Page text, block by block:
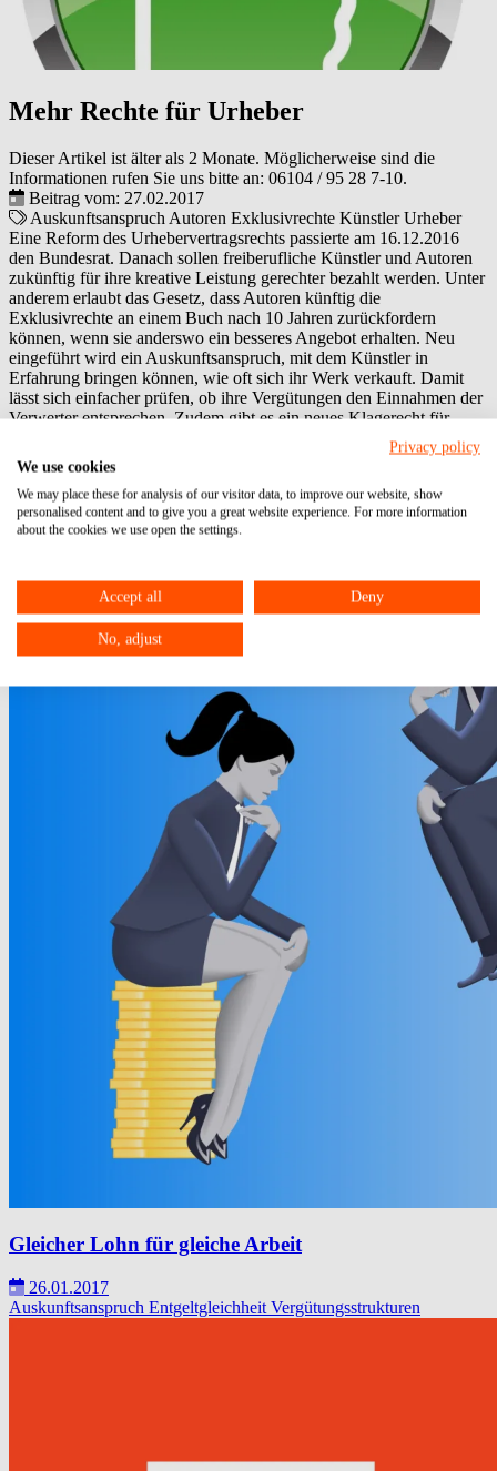
Mehr Rechte für Urheber
Dieser Artikel ist älter als 2 Monate. Möglicherweise sind die
Informationen rufen Sie uns bitte an: 06104 / 95 28 7-10.
Beitrag vom: 27.02.2017
Auskunftsanspruch Autoren Exklusivrechte KünstlerUrheber
Eine Reform des Urhebervertragsrechts passierte am 16.12.2016
den Bundesrat. Danach sollen freiberufliche Künstler und Autoren
zukünftig für ihre kreative Leistung gerechter bezahlt werden. Unter
anderem erlaubt das Gesetz, dass Autoren künftig die
Exklusivrechte an einem Buch nach 10 Jahren zurückfordern
können, wenn sie anderswo ein besseres Angebot erhalten. Neu
eingeführt wird ein Auskunftsanspruch, mit dem Künstler in
Erfahrung bringen können, wie oft sich ihr Werk verkauft. Damit
lässt sich einfacher prüfen, ob ihre Vergütungen den Einnahmen der
Verwerter entsprechen. Zudem gibt es ein neues Klagerecht für
Verbände zur besseren Durchsetzung der Ansprüche von Urhebern
vor Gericht. Das Gesetz tritt am 1.3.2017 in Kraft.
Das könnte auch interessant für Sie sein:
Gleicher Lohn für gleiche Arbeit
26.01.2017
Auskunftsanspruch Entgeltgleichheit Vergütungsstrukturen
Privacy policy
We use cookies
We may place these for analysis of our visitor data, to improve our website, show
personalised content and to give you a great website experience. For more information
about the cookies we use open the settings.
Accept all Deny
No, adjust